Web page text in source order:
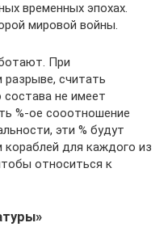
временных эпохах.
мировой войны.
При
считать
состава не имеет
%-ое сооотношение
эти % будут
для каждого из
относиться к